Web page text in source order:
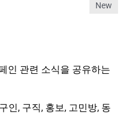
New
인 관련 소식을 공유하는
인, 구직, 홍보, 고민방, 동